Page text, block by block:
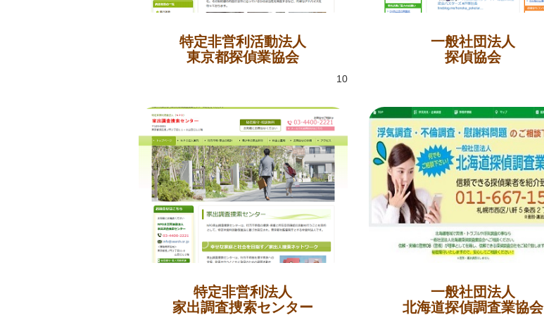
特定非営利活動法人
東京都探偵業協会
10
一般社団法人
探偵協会
特定非営利法人
家出調査捜索センター
一般社団法人
北海道探偵調査業協会